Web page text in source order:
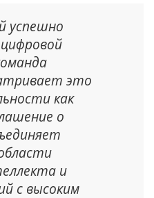
успешно
это
как
о
и
с высоким